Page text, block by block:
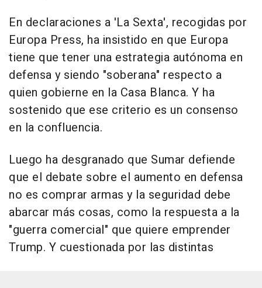
En declaraciones a 'La Sexta', recogidas por
Europa Press, ha insistido en que Europa
tiene que tener una estrategia autónoma en
defensa y siendo "soberana" respecto a
quien gobierne en la Casa Blanca. Y ha
sostenido que ese criterio es un consenso
en la confluencia.
Luego ha desgranado que Sumar defiende
que el debate sobre el aumento en defensa
no es comprar armas y la seguridad debe
abarcar más cosas, como la respuesta a la
"guerra comercial" que quiere emprender
Trump. Y cuestionada por las distintas